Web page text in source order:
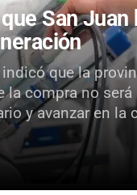
San
que la
compra no
y avanzar en